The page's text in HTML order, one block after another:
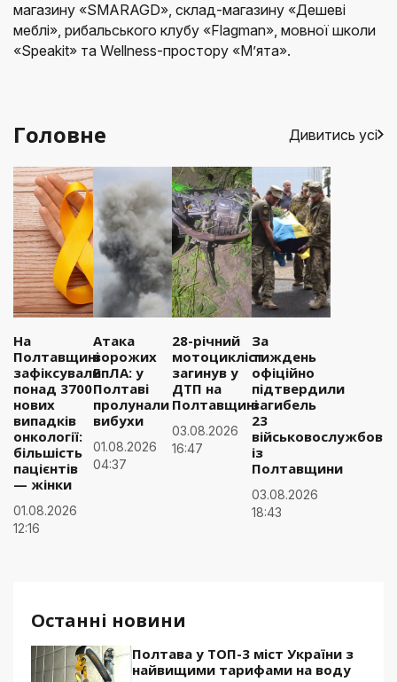
магазину «SMARAGD», склад-магазину «Дешеві
меблі», рибальського клубу «Flagman», мовної школи
«Speakit» та Wellness-простору «М’ята».
Останні новини
Полтава у ТОП-3 міст України з
найвищими тарифами на воду
Головне Дивитись усі
На
Полтавщині
зафіксували
понад 3700
нових
випадків
онкології:
більшість
пацієнтів
— жінки
01.08.2026
12:16
Атака
ворожих
БпЛА: у
Полтаві
пролунали
вибухи
01.08.2026
04:37
28-річний
мотоцикліст
загинув у
ДТП на
Полтавщині
03.08.2026
16:47
За
тиждень
офіційно
підтвердили
загибель
23
із
Полтавщини
03.08.2026
18:43